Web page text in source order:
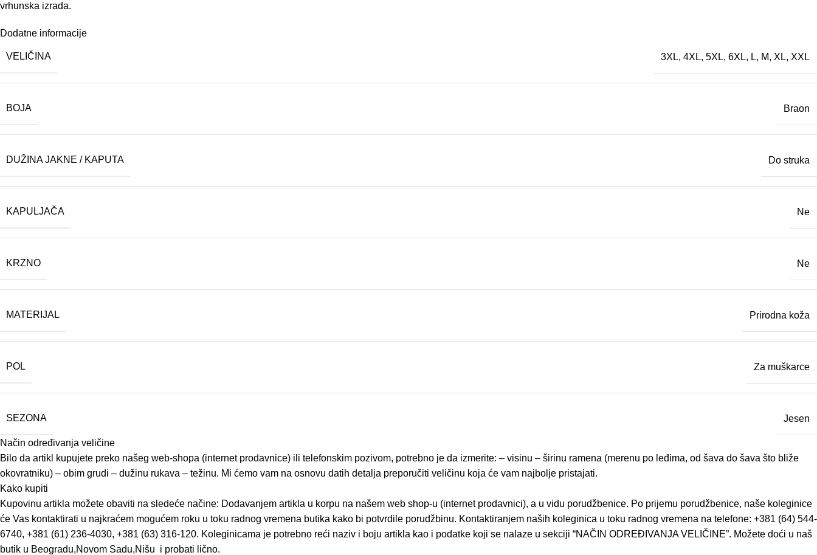
vrhunska izrada.
Dodatne informacije
VELIČINA 3XL, 4XL, 5XL, 6XL, L, M, XL, XXL
BOJA Braon
DUŽINA JAKNE / KAPUTA Do struka
KAPULJAČA Ne
KRZNO Ne
MATERIJAL Prirodna koža
POL Za muškarce
SEZONA Jesen
Način određivanja veličine
Bilo da artikl kupujete preko našeg web-shopa (internet prodavnice) ili telefonskim pozivom, potrebno je da izmerite: – visinu – širinu ramena (merenu po leđima, od šava do šava što bliže
okovratniku) – obim grudi – dužinu rukava – težinu. Mi ćemo vam na osnovu datih detalja preporučiti veličinu koja će vam najbolje pristajati.
Kako kupiti
Kupovinu artikla možete obaviti na sledeće načine: Dodavanjem artikla u korpu na našem web shop-u (internet prodavnici), a u vidu porudžbenice. Po prijemu porudžbenice, naše koleginice
će Vas kontaktirati u najkraćem mogućem roku u toku radnog vremena butika kako bi potvrdile porudžbinu. Kontaktiranjem naših koleginica u toku radnog vremena na telefone: +381 (64) 544-
6740, +381 (61) 236-4030, +381 (63) 316-120. Koleginicama je potrebno reći naziv i boju artikla kao i podatke koji se nalaze u sekciji “NAČIN ODREĐIVANJA VELIČINE”. Možete doći u naš
butik u Beogradu,Novom Sadu,Nišu i probati lično.